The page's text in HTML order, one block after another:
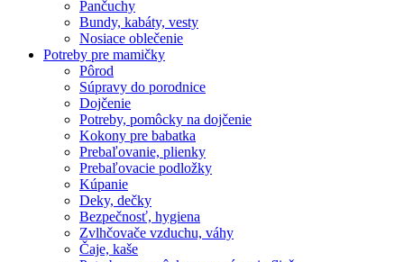
Pančuchy
Bundy, kabáty, vesty
Nosiace oblečenie
Potreby pre mamičky
Pôrod
Súpravy do porodnice
Dojčenie
Potreby, pomôcky na dojčenie
Kokony pre babatka
Prebaľovanie, plienky
Prebaľovacie podložky
Kúpanie
Deky, dečky
Bezpečnosť, hygiena
Zvlhčovače vzduchu, váhy
Čaje, kaše